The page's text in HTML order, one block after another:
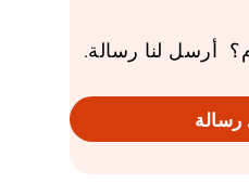
أرسل لنا رسالة.